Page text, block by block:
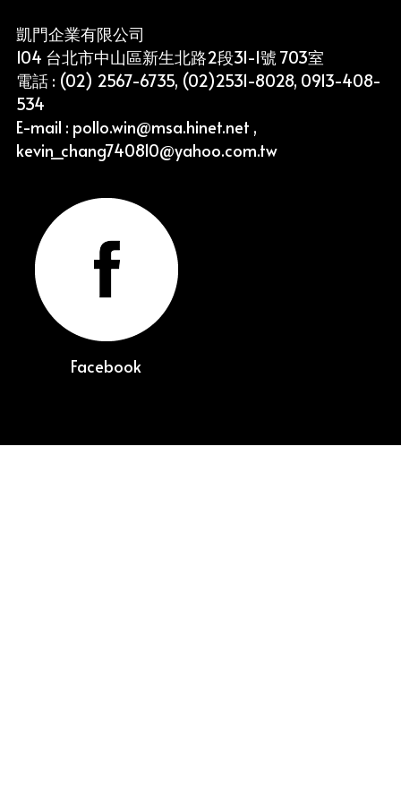
凱門企業有限公司
104 台北市中山區新生北路2段31-1號 703室
電話 : (02) 2567-6735, (02)2531-8028, 0913-408-
534
E-mail : pollo.win@msa.hinet.net ,
kevin_chang740810@yahoo.com.tw
Facebook